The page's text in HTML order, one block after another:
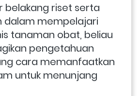
belakang riset serta
dalam mempelajari
tanaman obat, beliau
pengetahuan
cara memanfaatkan
untuk menunjang